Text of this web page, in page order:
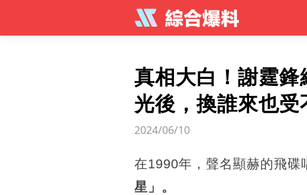
真相大白！謝霆
光後，換誰來也受
2024/06/10
在1990年，聲名顯赫的飛碟
星」。